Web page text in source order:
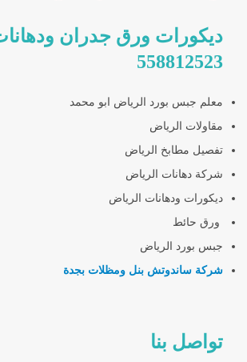
ديكورات ورق جدران
558812523
معلم جبس بورد الرياض ابو محمد
مقاولات الرياض
تفصيل مطابخ الرياض
شركة دهانات الرياض
ديكورات ودهانات الرياض
ورق حائط
جبس بورد الرياض
شركة ساندوتش بنل ومظلات بجدة
تواصل بنا